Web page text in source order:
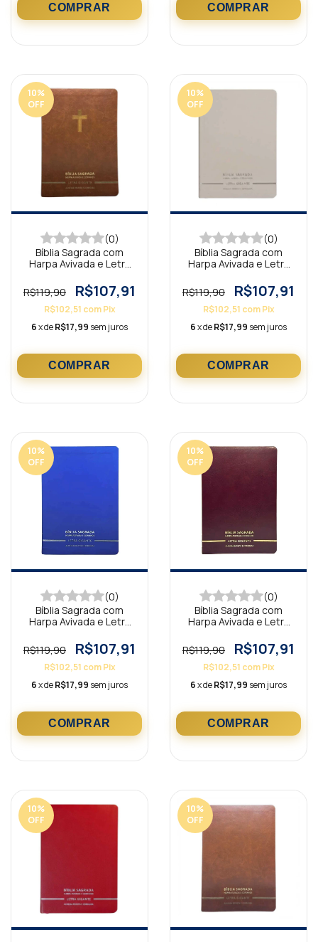
10%
OFF
(0)
Bíblia Sagrada com
Harpa Avivada e Letra
Cruz Marrom
R$119,90 R$107,91
R$102,51 com Pix
6x deR$17,99 sem juros
10%
OFF
(0)
Bíblia Sagrada com
Harpa Avivada e Letra
Minimalista Branca
R$119,90 R$107,91
R$102,51 com Pix
6x deR$17,99 sem juros
10%
OFF
(0)
Bíblia Sagrada com
Harpa Avivada e Letra
Minimalista Azul
R$119,90 R$107,91
R$102,51 com Pix
6x deR$17,99 sem juros
10%
OFF
(0)
Bíblia Sagrada com
Harpa Avivada e Letra
Minimalista Bordô
R$119,90 R$107,91
R$102,51 com Pix
6x deR$17,99 sem juros
10%
OFF
10%
OFF